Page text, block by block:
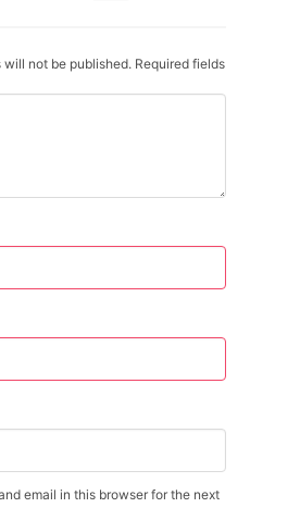
will not be published. Required fields
email in this browser for the next